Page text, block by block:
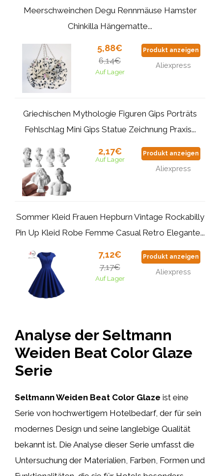
Meerschweinchen Degu Rennmäuse Hamster
Chinkilla Hängematte...
5,88€
6,14€
Auf Lager
Produkt anzeigen
Aliexpress
Griechischen Mythologie Figuren Gips Porträts
Fehlschlag Mini Gips Statue Zeichnung Praxis...
2,17€
Auf Lager
Produkt anzeigen
Aliexpress
Sommer Kleid Frauen Hepburn Vintage Rockabilly
Pin Up Kleid Robe Femme Casual Retro Elegante...
7,12€
7,17€
Auf Lager
Produkt anzeigen
Aliexpress
Analyse der Seltmann
Weiden Beat Color Glaze
Serie
Seltmann Weiden Beat Color Glaze ist eine
Serie von hochwertigem Hotelbedarf, der für sein
modernes Design und seine langlebige Qualität
bekannt ist. Die Analyse dieser Serie umfasst die
Untersuchung der Materialien, Farben, Formen und